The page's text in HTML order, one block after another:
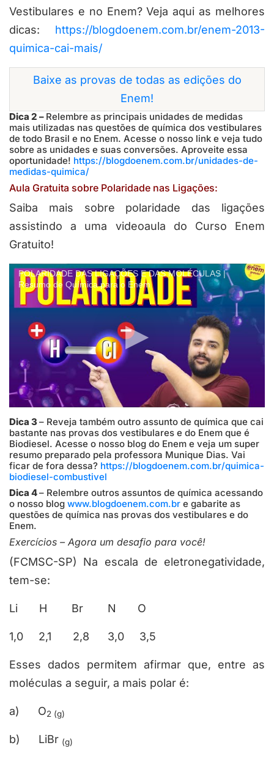
Vestibulares e no Enem? Veja aqui as melhores
dicas: https://blogdoenem.com.br/enem-2013-
quimica-cai-mais/
Baixe as provas de todas as edições do
Enem!
Dica 2 – Relembre as principais unidades de medidas
mais utilizadas nas questões de química dos vestibulares
de todo Brasil e no Enem. Acesse o nosso link e veja tudo
sobre as unidades e suas conversões. Aproveite essa
oportunidade! https://blogdoenem.com.br/unidades-de-
medidas-quimica/
Aula Gratuita sobre Polaridade nas Ligações:
Saiba mais sobre polaridade das ligações
assistindo a uma videoaula do Curso Enem
Gratuito!
POLARIDADE DAS LIGAÇÕES E DAS MOLÉCULAS |
Resumo de Química para o Enem
Dica 3– Reveja também outro assunto de química que cai
bastante nas provas dos vestibulares e do Enem que é
Biodiesel. Acesse o nosso blog do Enem e veja um super
resumo preparado pela professora Munique Dias. Vai
ficar de fora dessa? https://blogdoenem.com.br/quimica-
biodiesel-combustivel
Dica 4– Relembre outros assuntos de química acessando
o nosso blog www.blogdoenem.com.br e gabarite as
questões de química nas provas dos vestibulares e do
Enem.
Exercícios – Agora um desafio para você!
(FCMSC-SP) Na escala de eletronegatividade,
tem-se:
Li H Br N O
1,0 2,1 2,8 3,0 3,5
Esses dados permitem afirmar que, entre as
moléculas a seguir, a mais polar é:
a) O2 (g)
b) LiBr (g)